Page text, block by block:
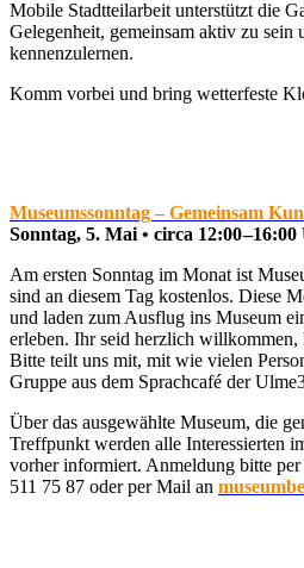
Mobile Stadtteilarbeit unterstützt die
Gelegenheit, gemeinsam aktiv zu sein
kennenzulernen.
Komm vorbei und bring wetterfeste
Museumssonntag – Gemeinsam
Sonntag, 5. Mai • circa 12:00
Am ersten Sonntag im Monat ist
sind an diesem Tag kostenlos. Diese
und laden zum Ausflug ins Museum
erleben. Ihr seid herzlich
Bitte teilt uns mit, mit wie vielen
Gruppe aus dem Sprachcafé der
Über das ausgewählte Museum, die
Treffpunkt werden alle Interessierten
vorher informiert. Anmeldung bitte
511 75 87 oder per Mail an